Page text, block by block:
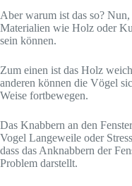
Aber warum ist das so?
Materialien wie Holz oder
sein können.
Zum einen ist das Holz
anderen können die Vögel
Weise fortbewegen.
Das Knabbern an den
Vogel Langeweile oder
dass das Anknabbern der
Problem darstellt.